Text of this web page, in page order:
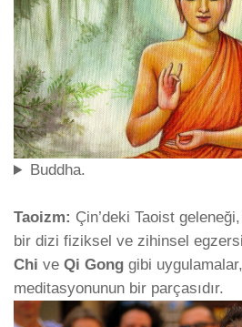
Buddha.
Taoizm: Çin’deki Taoist
bir dizi fiziksel ve zihinsel
Chi ve Qi Gong gibi
meditasyonunun bir parçasıdır.